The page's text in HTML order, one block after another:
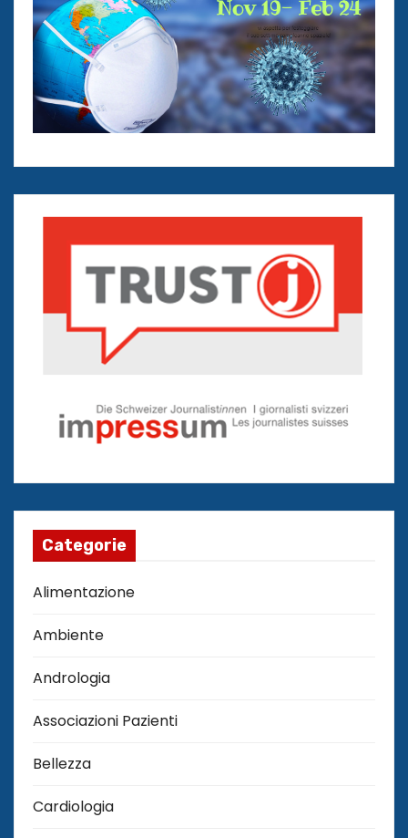
Categorie
Alimentazione
Ambiente
Andrologia
Associazioni Pazienti
Bellezza
Cardiologia